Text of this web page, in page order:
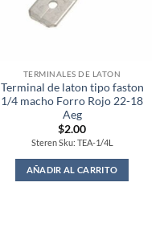
TERMINALES DE LATON
Terminal de laton tipo faston
1/4 macho Forro Rojo 22-18
Aeg
$2.00
Steren Sku: TEA-1/4L
AÑADIR AL CARRITO